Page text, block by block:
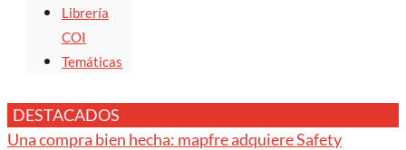
Librería
COI
Temáticas
DESTACADOS
Una compra bien hecha: mapfre adquiere Safety